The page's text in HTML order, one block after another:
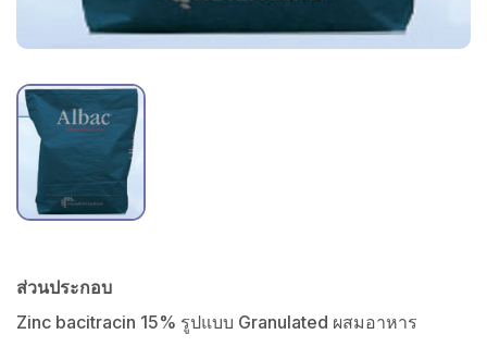
ส่วนประกอบ
Zinc bacitracin 15% รูปแบบ Granulated ผสมอาหาร